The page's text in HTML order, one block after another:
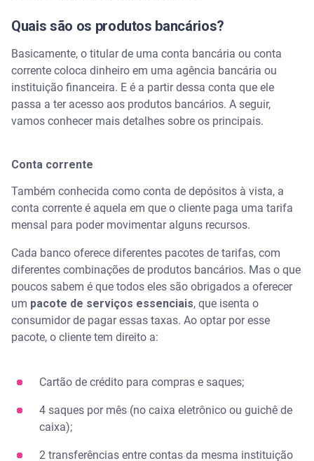
Quais são os produtos bancários?
Basicamente, o titular de uma conta bancária ou conta
corrente coloca dinheiro em uma agência bancária ou
instituição financeira. E é a partir dessa conta que ele
passa a ter acesso aos produtos bancários. A seguir,
vamos conhecer mais detalhes sobre os principais.
Conta corrente
Também conhecida como conta de depósitos à vista, a
conta corrente é aquela em que o cliente paga uma tarifa
mensal para poder movimentar alguns recursos.
Cada banco oferece diferentes pacotes de tarifas, com
diferentes combinações de produtos bancários. Mas o que
poucos sabem é que todos eles são obrigados a oferecer
um pacote de serviços essenciais, que isenta o
consumidor de pagar essas taxas. Ao optar por esse
pacote, o cliente tem direito a:
Cartão de crédito para compras e saques;
4 saques por mês (no caixa eletrônico ou guichê de
caixa);
2 transferências entre contas da mesma instituição